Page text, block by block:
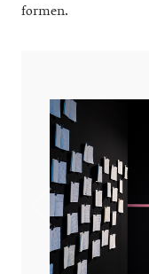
formen.